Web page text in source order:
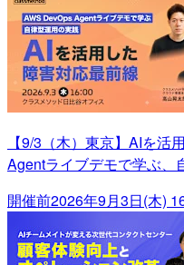
【9/3（木）東京】AIを活
Agentライブデモで学ぶ、
開催前2026年9月3日(木)